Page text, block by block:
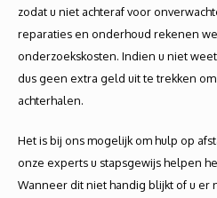
zodat u niet achteraf voor
reparaties en onderhoud rekenen
onderzoekskosten. Indien u niet
dus geen extra geld uit te trekken
achterhalen.
Het is bij ons mogelijk om hulp op
onze experts u stapsgewijs helpen
Wanneer dit niet handig blijkt of u er